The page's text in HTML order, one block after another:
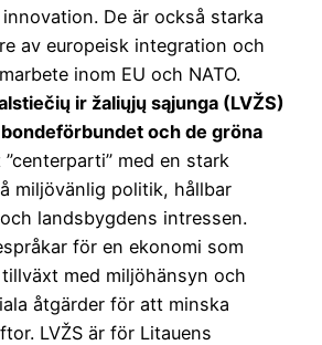
De är också starka
av europeisk integration och
inom EU och NATO.
ir žaliųjų sąjunga (LVŽS)
bondeförbundet och de gröna
”centerparti” med en stark
miljövänlig politik, hållbar
landsbygdens intressen.
för en ekonomi som
med miljöhänsyn och
åtgärder för att minska
LVŽS är för Litauens